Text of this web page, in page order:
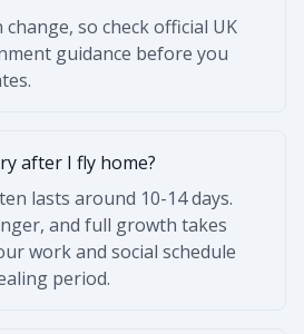
change, so check official UK
guidance before you
after I fly home?
lasts around 10-14 days.
and full growth takes
work and social schedule
period.